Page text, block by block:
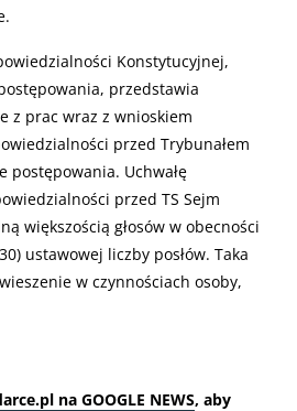
Konstytucyjnej,
przedstawia
z prac wraz z wnioskiem
przed Trybunałem
postępowania. Uchwałę
przed TS Sejm
większością głosów w obecności
ustawowej liczby posłów. Taka
w czynnościach osoby,
na GOOGLE NEWS, aby